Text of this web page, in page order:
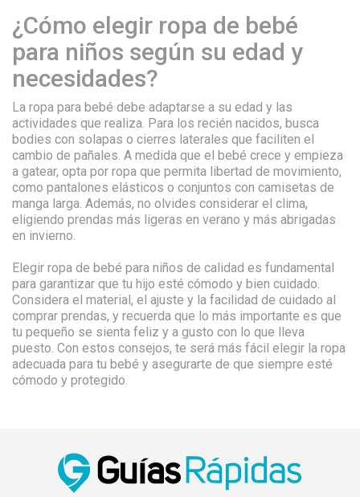
¿Cómo elegir ropa de bebé
para niños según su edad y
necesidades?
La ropa para bebé debe adaptarse a su edad y las
actividades que realiza. Para los recién nacidos, busca
bodies con solapas o cierres laterales que faciliten el
cambio de pañales. A medida que el bebé crece y empieza
a gatear, opta por ropa que permita libertad de movimiento,
como pantalones elásticos o conjuntos con camisetas de
manga larga. Además, no olvides considerar el clima,
eligiendo prendas más ligeras en verano y más abrigadas
en invierno.
Elegir ropa de bebé para niños de calidad es fundamental
para garantizar que tu hijo esté cómodo y bien cuidado.
Considera el material, el ajuste y la facilidad de cuidado al
comprar prendas, y recuerda que lo más importante es que
tu pequeño se sienta feliz y a gusto con lo que lleva
puesto. Con estos consejos, te será más fácil elegir la ropa
adecuada para tu bebé y asegurarte de que siempre esté
cómodo y protegido.